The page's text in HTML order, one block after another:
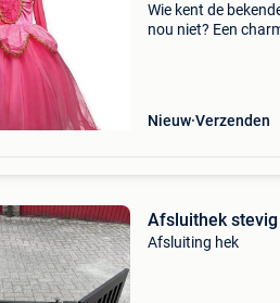
Wie kent de
nou niet? Een
Nieuw Verzenden
Afsluithek
Afsluiting hek